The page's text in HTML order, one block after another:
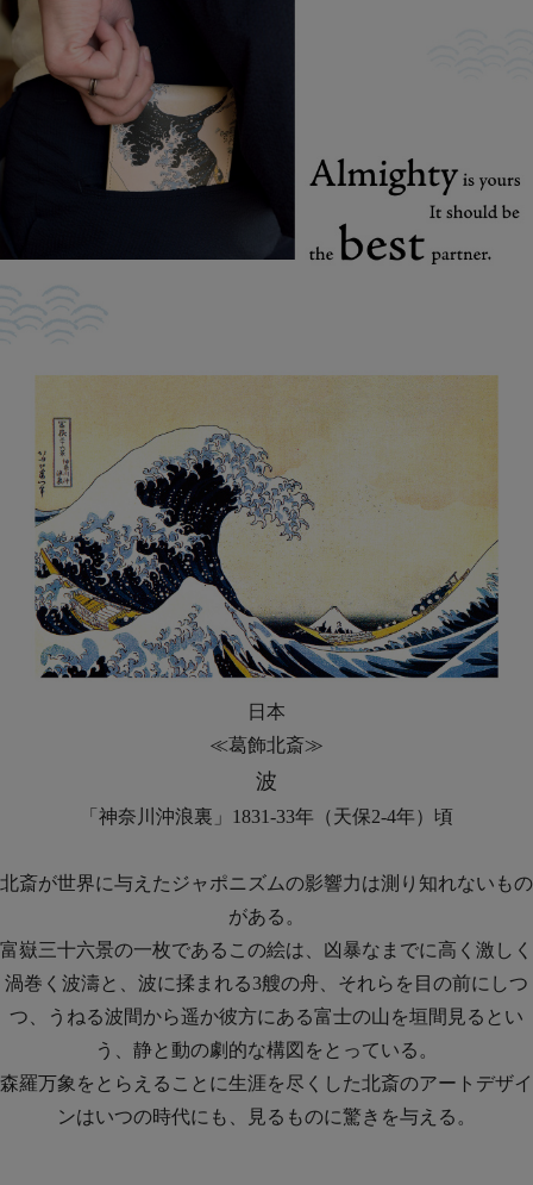
日本
≪葛飾北斎≫
波
「神奈川沖浪裏」1831-33年（天保2-4年）頃
北斎が世界に与えたジャポニズムの影響力は測り知れないもの
がある。
富嶽三十六景の一枚であるこの絵は、凶暴なまでに高く激しく
渦巻く波濤と、波に揉まれる3艘の舟、それらを目の前にしつ
つ、うねる波間から遥か彼方にある富士の山を垣間見るとい
う、静と動の劇的な構図をとっている。
森羅万象をとらえることに生涯を尽くした北斎のアートデザイ
ンはいつの時代にも、見るものに驚きを与える。